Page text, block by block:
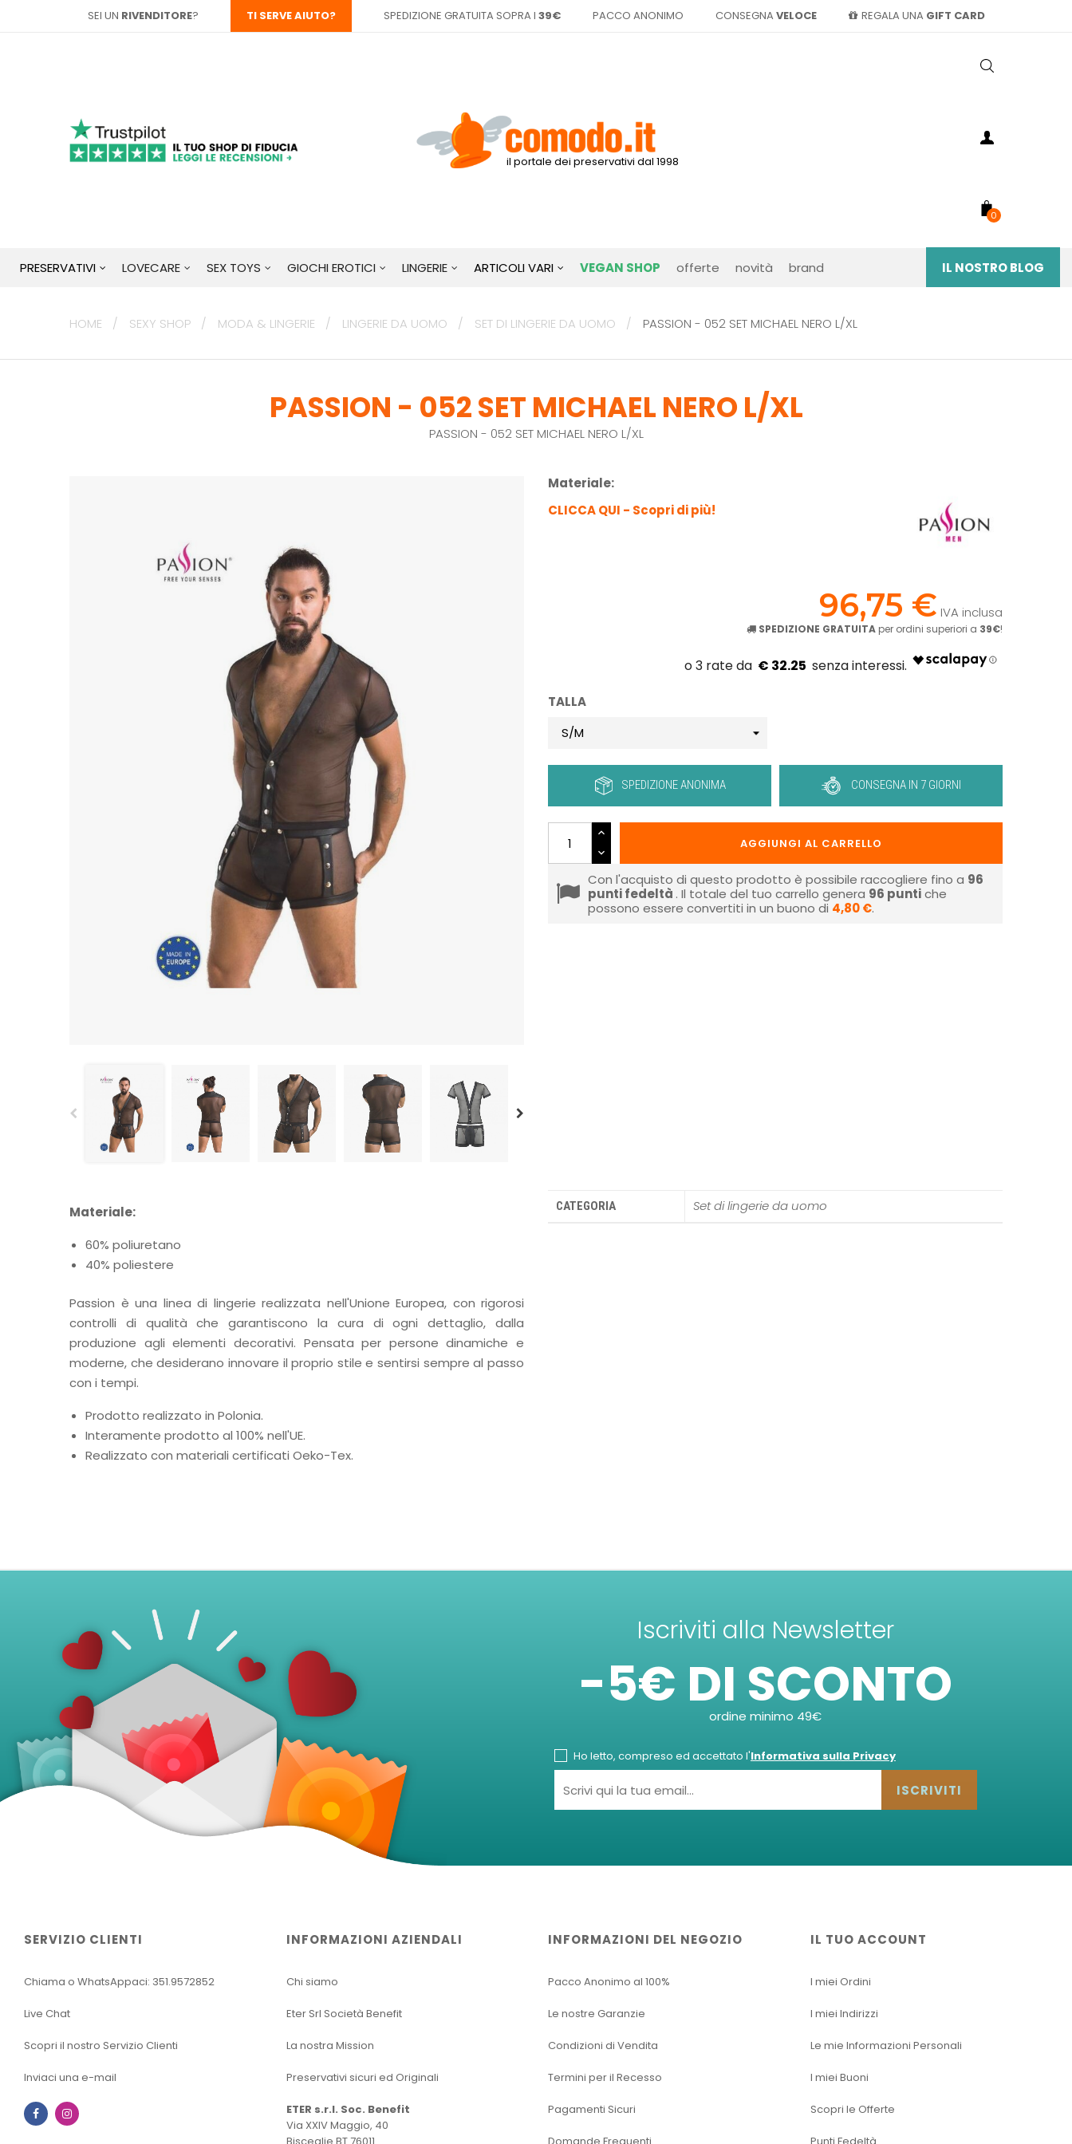
SEI UN RIVENDITORE? TI SERVE AIUTO? SPEDIZIONE GRATUITA SOPRA I 39€ PACCO ANONIMO CONSEGNA VELOCE REGALA UNA GIFT CARD
il portale dei preservativi dal 1998
0
PRESERVATIVI LOVECARE SEX TOYS GIOCHI EROTICI LINGERIE ARTICOLI VARI VEGAN SHOP offerte novità brand IL NOSTRO BLOG
HOME SEXY SHOP MODA & LINGERIE LINGERIE DA UOMO SET DI LINGERIE DA UOMO PASSION - 052 SET MICHAEL NERO L/XL
PASSION - 052 SET MICHAEL NERO L/XL
PASSION - 052 SET MICHAEL NERO L/XL
Materiale:
CLICCA QUI - Scopri di più!
96,75 € IVA inclusa
SPEDIZIONE GRATUITA per ordini superiori a 39€!
€ 32.25
TALLA
SPEDIZIONE ANONIMA CONSEGNA IN 7 GIORNI
AGGIUNGI AL CARRELLO
Con l'acquisto di questo prodotto è possibile raccogliere fino a 96
punti fedeltà . Il totale del tuo carrello genera 96 puntiche
possono essere convertiti in un buono di 4,80 €.
Materiale:
60% poliuretano
40% poliestere
Passion è una linea di lingerie realizzata nell'Unione Europea, con rigorosi
controlli di qualità che garantiscono la cura di ogni dettaglio, dalla
produzione agli elementi decorativi. Pensata per persone dinamiche e
moderne, che desiderano innovare il proprio stile e sentirsi sempre al passo
con i tempi.
Prodotto realizzato in Polonia.
Interamente prodotto al 100% nell'UE.
Realizzato con materiali certificati Oeko-Tex.
CATEGORIA Set di lingerie da uomo
Iscriviti alla Newsletter
-5€ DI SCONTO
ordine minimo 49€
Ho letto, compreso ed accettato l'Informativa sulla Privacy
ISCRIVITI
SERVIZIO CLIENTI
Chiama o WhatsAppaci: 351.9572852
Live Chat
Scopri il nostro Servizio Clienti
Inviaci una e-mail
Facebook
INFORMAZIONI AZIENDALI
Chi siamo
Eter Srl Società Benefit
La nostra Mission
Preservativi sicuri ed Originali
ETER s.r.l. Soc. Benefit
Via XXIV Maggio, 40
INFORMAZIONI DEL NEGOZIO
Pacco Anonimo al 100%
Le nostre Garanzie
Condizioni di Vendita
Termini per il Recesso
Pagamenti Sicuri
IL TUO ACCOUNT
I miei Ordini
I miei Indirizzi
Le mie Informazioni Personali
I miei Buoni
Scopri le Offerte